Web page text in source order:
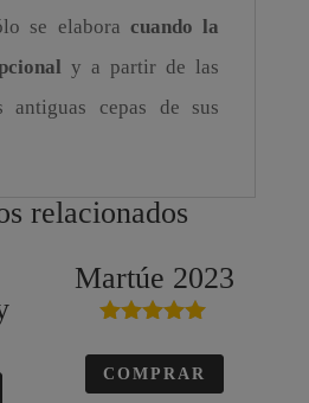
se elabora cuando la
y a partir de las
antiguas cepas de sus
relacionados
Martúe 2023
5.00
de 5
COMPRAR